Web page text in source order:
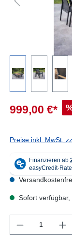
999,00 €*
Preise inkl. MwSt.
Sofort
Produkt